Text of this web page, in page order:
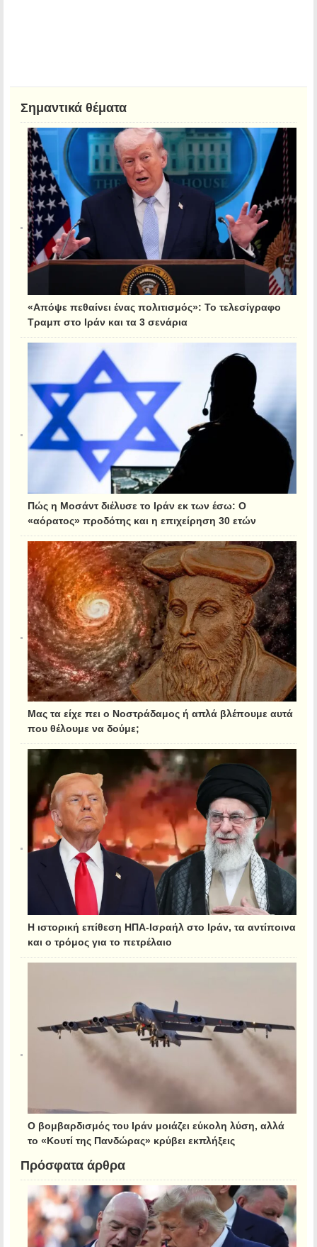
Σημαντικά θέματα
«Απόψε πεθαίνει ένας πολιτισμός»: Το τελεσίγραφο
Τραμπ στο Ιράν και τα 3 σενάρια
Πώς η Μοσάντ διέλυσε το Ιράν εκ των έσω: Ο
«αόρατος» προδότης και η επιχείρηση 30 ετών
Μας τα είχε πει ο Νοστράδαμος ή απλά βλέπουμε αυτά
που θέλουμε να δούμε;
Η ιστορική επίθεση ΗΠΑ-Ισραήλ στο Ιράν, τα αντίποινα
και ο τρόμος για το πετρέλαιο
Ο βομβαρδισμός του Ιράν μοιάζει εύκολη λύση, αλλά
το «Κουτί της Πανδώρας» κρύβει εκπλήξεις
Πρόσφατα άρθρα